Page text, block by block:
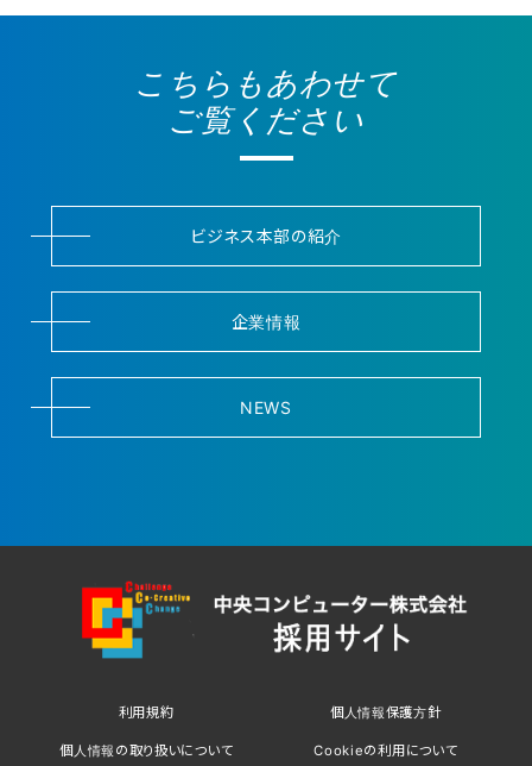
こちらもあわせて
ご覧ください
ビジネス本部の紹介
企業情報
NEWS
利用規約 個人情報保護方針
個人情報の取り扱いについて Cookieの利用について